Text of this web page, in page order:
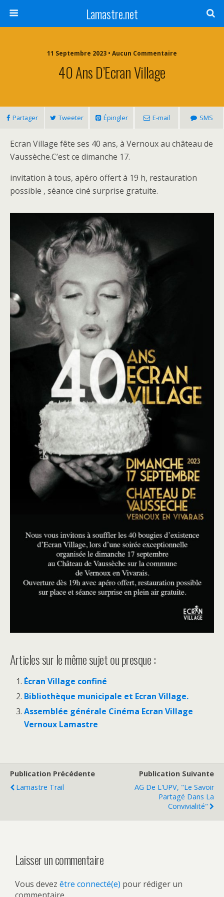
Lamastre.net
11 Septembre 2023 • Aucun Commentaire
40 Ans D’Ecran Village
Partager Tweeter Épingler E-mail SMS
Ecran Village fête ses 40 ans, à Vernoux au château de
Vaussèche.C’est ce dimanche 17.
invitation à tous, apéro offert à 19 h, restauration
possible , séance ciné surprise gratuite.
Articles sur le même sujet ou presque :
Écran Village confiné
Bibliothèque municipale et Ecran Village.
Assemblée générale Cinéma Ecran Village
Vernoux Lamastre
Publication Précédente
Lamastre Trail
Publication Suivante
AG De L'UPV, "le Savoir
Partagé Dans La
Convivialité"
Laisser un commentaire
Vous devez être connecté(e) pour rédiger un